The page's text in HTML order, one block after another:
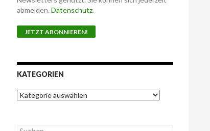
abmelden. Datenschutz.
KATEGORIEN
K
a
S